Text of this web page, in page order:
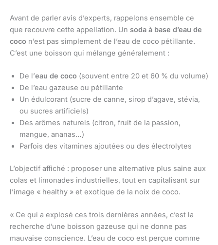
Avant de parler avis d’experts, rappelons ensemble ce
que recouvre cette appellation. Un soda à base d’eau de
coco n’est pas simplement de l’eau de coco pétillante.
C’est une boisson qui mélange généralement :
De l’eau de coco (souvent entre 20 et 60 % du volume)
De l’eau gazeuse ou pétillante
Un édulcorant (sucre de canne, sirop d’agave, stévia,
ou sucres artificiels)
Des arômes naturels (citron, fruit de la passion,
mangue, ananas…)
Parfois des vitamines ajoutées ou des électrolytes
L’objectif affiché : proposer une alternative plus saine aux
colas et limonades industrielles, tout en capitalisant sur
l’image « healthy » et exotique de la noix de coco.
« Ce qui a explosé ces trois dernières années, c’est la
recherche d’une boisson gazeuse qui ne donne pas
mauvaise conscience. L’eau de coco est perçue comme